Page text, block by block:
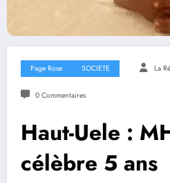
Page Rose SOCIETE La
0 Commentaires
Haut-Uele :
célèbre 5 ans